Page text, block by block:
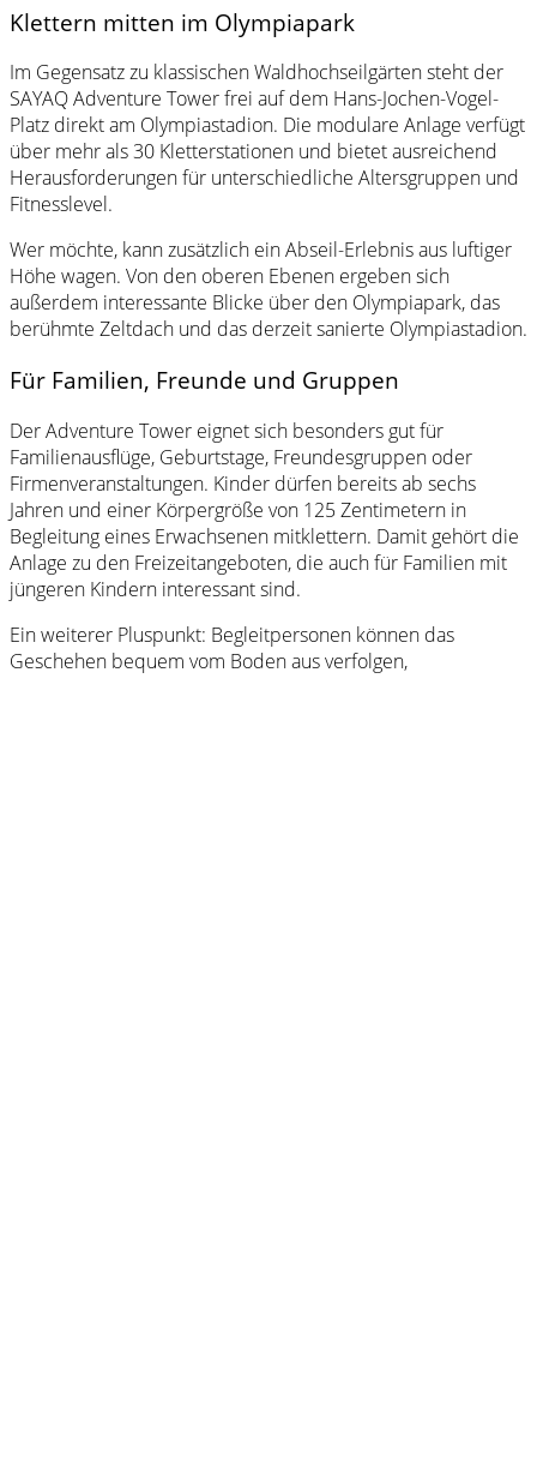
Klettern mitten im Olympiapark
Im Gegensatz zu klassischen Waldhochseilgärten steht der
SAYAQ Adventure Tower frei auf dem Hans-Jochen-Vogel-
Platz direkt am Olympiastadion. Die modulare Anlage verfügt
über mehr als 30 Kletterstationen und bietet ausreichend
Herausforderungen für unterschiedliche Altersgruppen und
Fitnesslevel.
Wer möchte, kann zusätzlich ein Abseil-Erlebnis aus luftiger
Höhe wagen. Von den oberen Ebenen ergeben sich
außerdem interessante Blicke über den Olympiapark, das
berühmte Zeltdach und das derzeit sanierte Olympiastadion.
Für Familien, Freunde und Gruppen
Der Adventure Tower eignet sich besonders gut für
Familienausflüge, Geburtstage, Freundesgruppen oder
Firmenveranstaltungen. Kinder dürfen bereits ab sechs
Jahren und einer Körpergröße von 125 Zentimetern in
Begleitung eines Erwachsenen mitklettern. Damit gehört die
Anlage zu den Freizeitangeboten, die auch für Familien mit
jüngeren Kindern interessant sind.
Ein weiterer Pluspunkt: Begleitpersonen können das
Geschehen bequem vom Boden aus verfolgen,